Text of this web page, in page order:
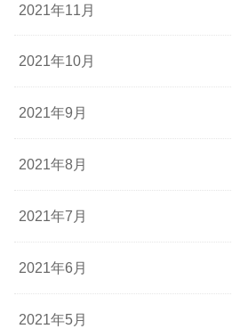
2021年11月
2021年10月
2021年9月
2021年8月
2021年7月
2021年6月
2021年5月